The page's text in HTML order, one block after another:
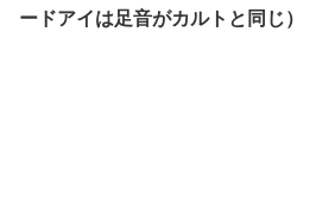
ードアイは足音がカルトと同じ）